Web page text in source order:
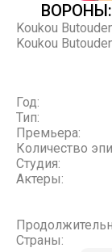
Koukou
Koukou
Год:
Тип:
Премьера:
Количество
Студия:
Актеры:
Страны: